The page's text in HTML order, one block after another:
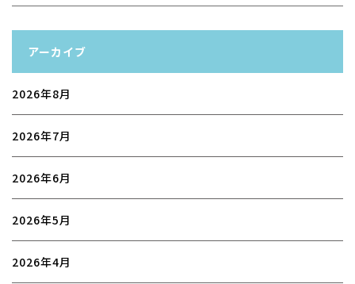
アーカイブ
2026年8月
2026年7月
2026年6月
2026年5月
2026年4月